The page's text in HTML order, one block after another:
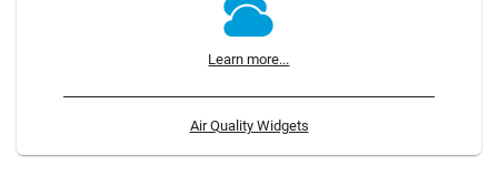
Learn more...
Air Quality Widgets